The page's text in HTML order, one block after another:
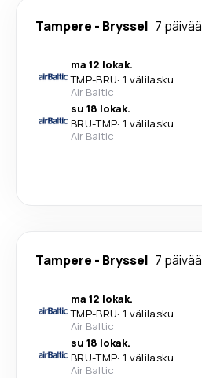
Tampere - Bryssel 7 päivää
ma 12 lokak.
TMP-BRU· 1 välilasku
Air Baltic
su 18 lokak.
BRU-TMP· 1 välilasku
Air Baltic
Tampere - Bryssel 7 päivää
ma 12 lokak.
TMP-BRU· 1 välilasku
Air Baltic
su 18 lokak.
BRU-TMP· 1 välilasku
Air Baltic